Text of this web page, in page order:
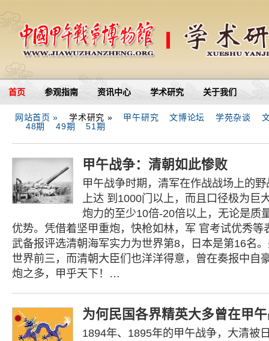
首页 参观指南 资讯中心 学术研究 关于我们
网站首页 » 学术研究 » 甲午研究 文博论坛 学苑杂谈
48期
49期 51期
甲午战争：清朝如此惨败
甲午战争时期，清军在作战战场上的
上达 到1000门以上，而且口径极为巨
炮力的至少10倍-20倍以上，无论是质
优势。凭借着坚甲重炮，快枪如林，军 官考试优秀等
武备报评选清朝海军实力为世界第8，日本是第16名
世界前三，而清朝大臣们也洋洋得意，曾在奏报中自
炮之多，甲乎天下！…
为何民国各界精英大多曾在甲
1894年、1895年的甲午战争，大清被